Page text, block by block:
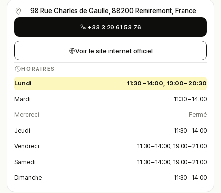
98 Rue Charles de Gaulle, 88200 Remiremont, France
+33 3 29 61 53 76
Voir le site internet officiel
HORAIRES
Lundi 11:30 – 14:00, 19:00 – 20:30
Mardi 11:30 – 14:00
Mercredi Fermé
Jeudi 11:30 – 14:00
Vendredi 11:30 – 14:00, 19:00 – 21:00
Samedi 11:30 – 14:00, 19:00 – 21:00
Dimanche 11:30 – 14:00